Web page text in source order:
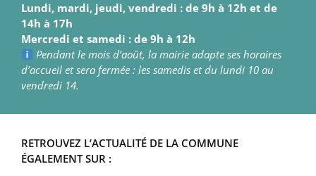
Lundi, mardi, jeudi, vendredi : de 9h à 12h et de
14h à 17h
Mercredi et samedi : de 9h à 12h
Pendant le mois d’août, la mairie adapte ses horaires
d’accueil et sera fermée : les samedis et du lundi 10 au
vendredi 14.
RETROUVEZ L’ACTUALITÉ DE LA COMMUNE
ÉGALEMENT SUR :